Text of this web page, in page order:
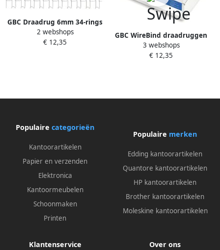
GBC Draadrug 6mm 34-rings
A4 wit 100 stuks
2 webshops
€ 12,35
GBC WireBind draadruggen
doos van 100 stuks 6 mm
zilver
3 webshops
€ 12,35
Populaire categorieën
Kantoorartikelen
Papier en verzenden
Elektronica
Kantoormeubelen
Schoonmaken
Printen
Populaire merken
Edding kantoorartikelen
Quantore kantoorartikelen
HP kantoorartikelen
Brother kantoorartikelen
Moleskine kantoorartikelen
Klantenservice Over ons